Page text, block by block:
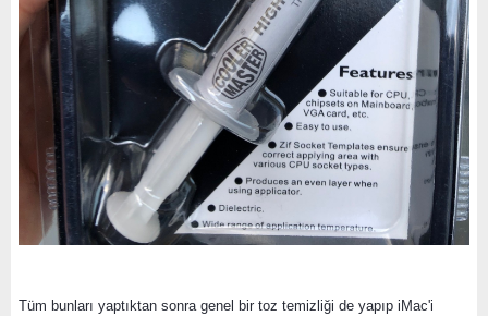
Tüm bunları yaptıktan sonra genel bir toz temizliği de yapıp iMac'i